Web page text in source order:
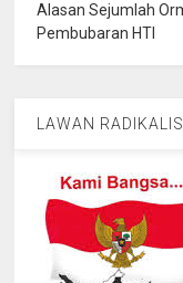
Alasan Sejumlah
Pembubaran HTI
LAWAN